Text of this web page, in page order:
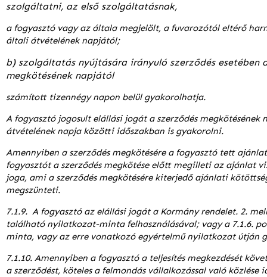
szolgáltatni, az első szolgáltatásnak,
a fogyasztó vagy az általa megjelölt, a fuvarozótól eltérő
általi átvételének napjától;
b) szolgáltatás nyújtására irányuló szerződés esetében
megkötésének napjától
számított tizennégy napon belül gyakorolhatja.
A fogyasztó jogosult elállási jogát a szerződés megkötésének
átvételének napja közötti időszakban is gyakorolni.
Amennyiben a szerződés megkötésére a fogyasztó tett
fogyasztót a szerződés megkötése előtt megilleti az ajánlat
joga, ami a szerződés megkötésére kiterjedő ajánlati
megszünteti.
7.1.9. A fogyasztó az elállási jogát a Kormány rendelet. 2.
található nyilatkozat-minta felhasználásával; vagy a 7.1.6.
minta, vagy az erre vonatkozó egyértelmű nyilatkozat útján
7.1.10. Amennyiben a fogyasztó a teljesítés megkezdését
a szerződést, köteles a felmondás vállalkozással való közlése